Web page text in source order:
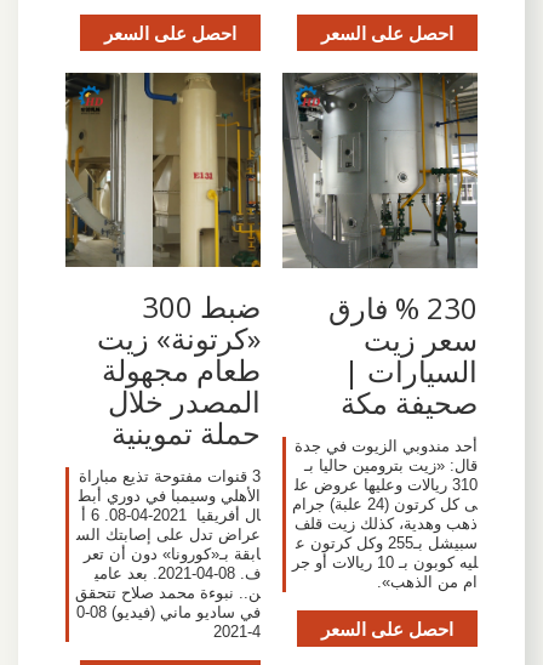
احصل على السعر احصل على السعر
230 % فارق
سعر زيت
السيارات |
صحيفة مكة
أحد مندوبي الزيوت في جدة
قال: «زيت بترومين حاليا بـ
310 ريالات وعليها عروض عل
ى كل كرتون (24 علبة) جرام
ذهب وهدية، كذلك زيت قلف
سبيشل بـ255 وكل كرتون ع
ليه كوبون بـ 10 ريالات أو جر
ام من الذهب».
احصل على السعر
ضبط 300
«كرتونة» زيت
طعام مجهولة
المصدر خلال
حملة تموينية
3 قنوات مفتوحة تذيع مباراة
الأهلي وسيمبا في دوري أبط
ال أفريقيا ‏ 08-04-2021. 6 أ
عراض تدل على إصابتك الس
ابقة بـ«كورونا» دون أن تعر
ف. 08-04-2021. بعد عامي
ن.. نبوءة محمد صلاح تتحقق
في ساديو ماني (فيديو) 08-0